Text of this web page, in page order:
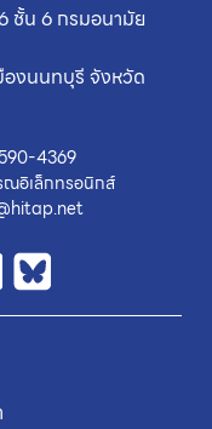
ชั้น 6 กรมอนามัย
งนนทบุรี จังหวัด
4369
ณอิเล็กทรอนิกส์